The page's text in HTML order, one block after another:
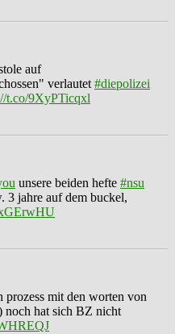
auf
verlautet #diepolizei
t.co/9XyPTicqxl
unsere beiden hefte #nsu
3 jahre auf dem buckel,
prozess mit den worten von
noch hat sich BZ nicht